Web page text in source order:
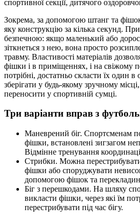
спортивної секції, дитячого
Зокрема, за допомогою штанг та
яку конструкцію за кілька секунд.
безпечною: якщо маленький або
зіткнеться з нею, вона просто
травму. Властивості матеріалів
фішки і в приміщеннях, і на свіжому
потрібні, достатньо скласти їх один
зберігати у будь-якому зручному
переносити у спортивній сумці.
Три варіанти вправ з
Маневрений біг. Спортсменам
фішки, встановлені зигзагом
Відмінне тренування
Стрибки. Можна
фішки або споруджувати
допомогою фішок та
Біг з перешкодами. На шляху
викласти фішки, через які їм
перестрибувати під час бігу.